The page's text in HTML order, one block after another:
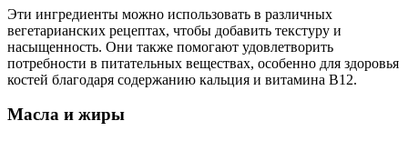
Эти ингредиенты можно использовать в различных
вегетарианских рецептах, чтобы добавить текстуру и
насыщенность. Они также помогают удовлетворить
потребности в питательных веществах, особенно для здоровья
костей благодаря содержанию кальция и витамина B12.
Масла и жиры